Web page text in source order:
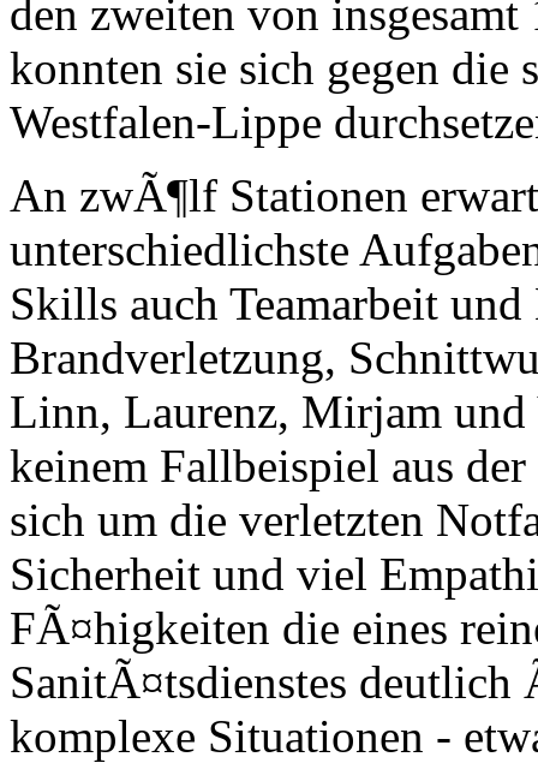
den zweiten von
konnten sie sich gegen die
Westfalen-Lippe
An zwÃ¶lf Stationen
unterschiedlichste
Skills auch Teamarbeit
Brandverletzung,
Linn, Laurenz, Mirjam
keinem Fallbeispiel aus
sich um die verletzten
Sicherheit und viel
FÃ¤higkeiten die eines
SanitÃ¤tsdienstes deutlich
komplexe Situationen -